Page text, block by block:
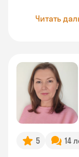
Читать
5 14